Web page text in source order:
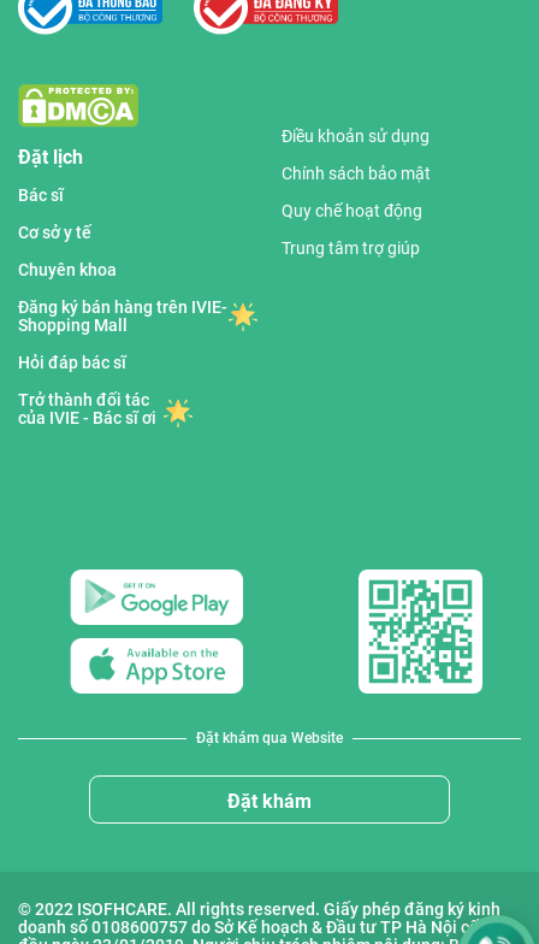
Đặt lịch
Bác sĩ
Cơ sở y tế
Chuyên khoa
Đăng ký bán hàng trên IVIE-
Shopping Mall
Hỏi đáp bác sĩ
Trở thành đối tác
của IVIE - Bác sĩ ơi
Điều khoản sử dụng
Chính sách bảo mật
Quy chế hoạt động
Trung tâm trợ giúp
Đặt khám qua Website
Đặt khám
© 2022 ISOFHCARE. All rights reserved. Giấy phép đăng ký kinh
doanh số 0108600757 do Sở Kế hoạch & Đầu tư TP Hà Nội cấp lần